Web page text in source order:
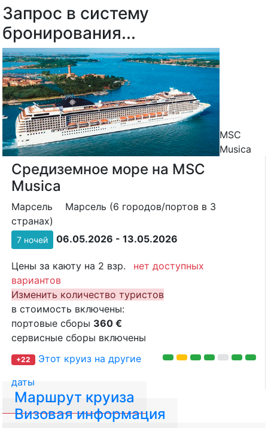
MSC
Musica
Средиземное море на MSC
Musica
Марсель
Марсель (6 городов/портов в 3
странах)
7 ночей 06.05.2026 - 13.05.2026
Цены за каюту на 2 взр.
нет доступных
вариантов
Изменить количество туристов
в стоимость включены:
портовые сборы 360 €
сервисные сборы включены
+22
Этот круиз на другие
даты
Запрос в систему
бронирования...
Маршрут круиза
Визовая информация